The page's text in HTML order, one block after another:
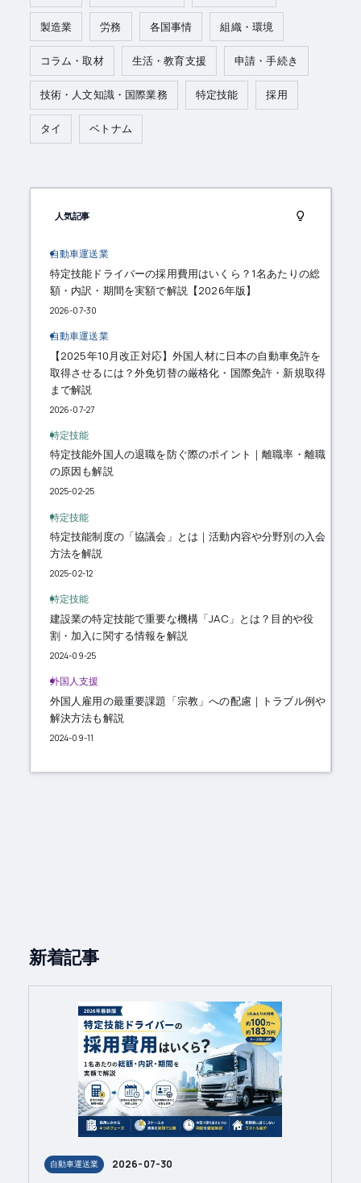
製造業 労務 各国事情 組織・環境
コラム・取材 生活・教育支援 申請・手続き
技術・人文知識・国際業務 特定技能 採用
タイ ベトナム
人気記事
自動車運送業
特定技能ドライバーの採用費用はいくら？1名あたりの総
額・内訳・期間を実額で解説【2026年版】
2026-07-30
自動車運送業
【2025年10月改正対応】外国人材に日本の自動車免許を
取得させるには？外免切替の厳格化・国際免許・新規取得
まで解説
2026-07-27
特定技能
特定技能外国人の退職を防ぐ際のポイント｜離職率・離職
の原因も解説
2025-02-25
特定技能
特定技能制度の「協議会」とは｜活動内容や分野別の入会
方法を解説
2025-02-12
特定技能
建設業の特定技能で重要な機構「JAC」とは？目的や役
割・加入に関する情報を解説
2024-09-25
外国人支援
外国人雇用の最重要課題「宗教」への配慮｜トラブル例や
解決方法も解説
2024-09-11
新着記事
自動車運送業 2026-07-30